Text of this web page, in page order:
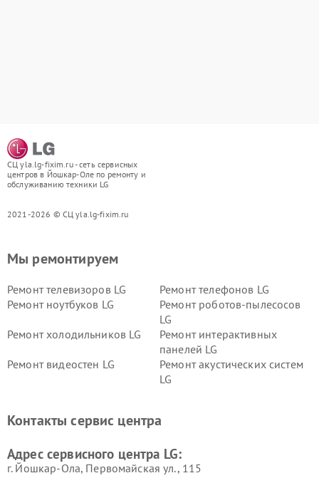
СЦ yla.lg-fixim.ru - сеть сервисных
центров в Йошкар-Оле по ремонту и
обслуживанию техники LG
2021-2026 © СЦ yla.lg-fixim.ru
Мы ремонтируем
Ремонт телевизоров LG
Ремонт телефонов LG
Ремонт ноутбуков LG
Ремонт роботов-пылесосов
LG
Ремонт холодильников LG
Ремонт интерактивных
панелей LG
Ремонт видеостен LG
Ремонт акустических систем
LG
Ремонт морозильных камер
Ремонт вертикальных
Контакты сервис центра
Адрес сервисного центра LG:
г. Йошкар-Ола, Первомайская ул., 115